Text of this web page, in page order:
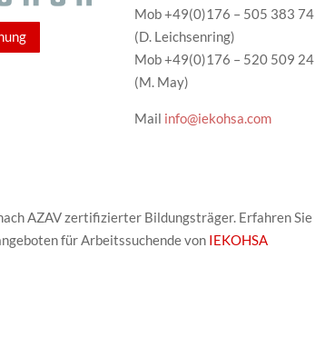
Mob +49(0)176 – 505 383 74
(D. Leichsenring)
Mob +49(0)176 – 520 509 24
(M. May)
Mail info@iekohsa.com
AZAV zertifizierter Bildungsträger. Erfahren Sie
für Arbeitssuchende von IEKOHSA